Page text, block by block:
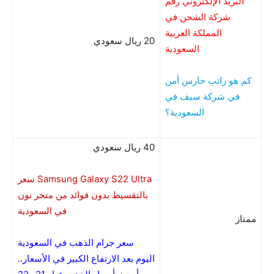
شركة الشحن في
المملكة العربية
السعودية
كم هو راتب حارس أمن
في شركة سيف في
السعودية؟
20 ريال سعودي
ممتاز
40 ريال سعودي
سعر Samsung Galaxy S22 Ultra
بالتقسيط بدون فوائد من متجر نون
في السعودية
سعر جرام الذهب في السعودية
اليوم بعد الارتفاع الكبير في الأسعار..